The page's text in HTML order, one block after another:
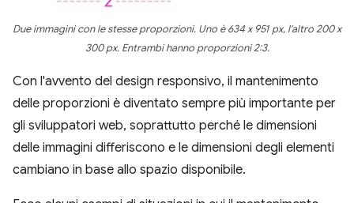
Due immagini con le stesse proporzioni. Uno è 634 x 951 px, l'altro 200 x
300 px. Entrambi hanno proporzioni 2:3.
Con l'avvento del design responsivo, il mantenimento
delle proporzioni è diventato sempre più importante per
gli sviluppatori web, soprattutto perché le dimensioni
delle immagini differiscono e le dimensioni degli elementi
cambiano in base allo spazio disponibile.